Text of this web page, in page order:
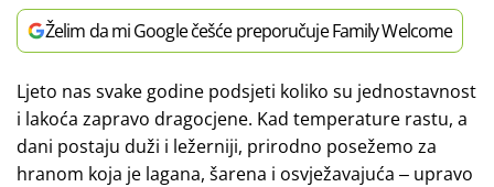
Želim da mi Google češće preporučuje Family Welcome
Ljeto nas svake godine podsjeti koliko su jednostavnost
i lakoća zapravo dragocjene. Kad temperature rastu, a
dani postaju duži i ležerniji, prirodno posežemo za
hranom koja je lagana, šarena i osvježavajuća ‒ upravo